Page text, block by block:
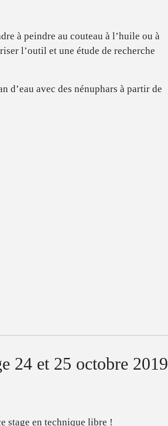
à peindre au couteau à l’huile ou à
l’outil et une étude de recherche
d’eau avec des nénuphars à partir de
24 et 25 octobre 2019
stage en technique libre !